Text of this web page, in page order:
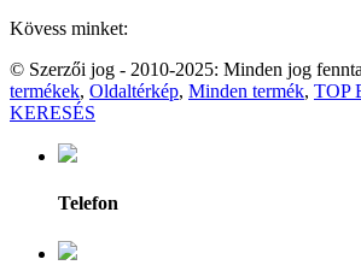
Kövess minket:
© Szerzői jog - 2010-2025: Minden jog
termékek, Oldaltérkép, Minden termék, TOP
KERESÉS
Telefon